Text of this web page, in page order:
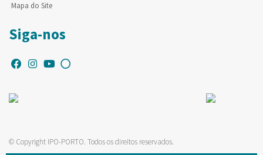
Mapa do Site
Siga-nos
© Copyright IPO-PORTO. Todos os direitos reservados.